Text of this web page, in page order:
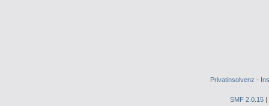
Privatinsolvenz -
SMF 2.0.15 |